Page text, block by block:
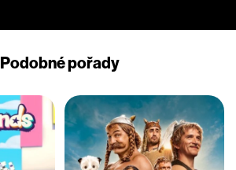
Podobné pořady